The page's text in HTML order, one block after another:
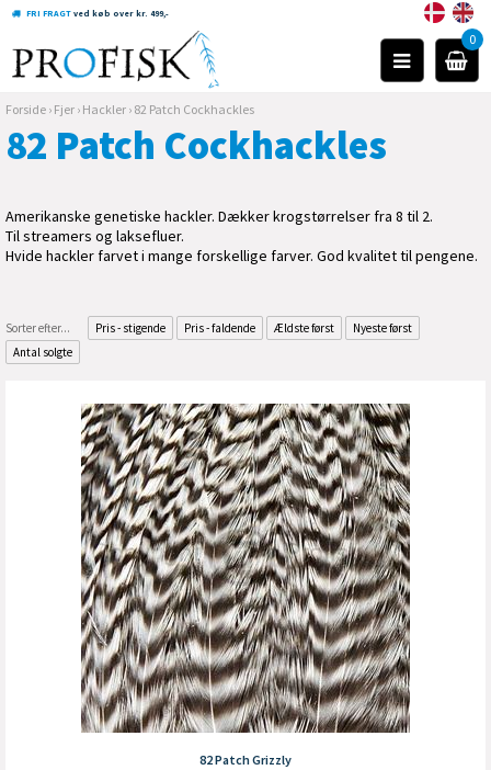
FRI FRAGT ved køb over kr. 499,-
0
Forside › Fjer › Hackler › 82 Patch Cockhackles
82 Patch Cockhackles
Amerikanske genetiske hackler. Dækker krogstørrelser fra 8 til 2.
Til streamers og laksefluer.
Hvide hackler farvet i mange forskellige farver. God kvalitet til pengene.
Sorter efter... Pris - stigende Pris - faldende Ældste først
Nyeste først
Antal solgte
82 Patch Grizzly